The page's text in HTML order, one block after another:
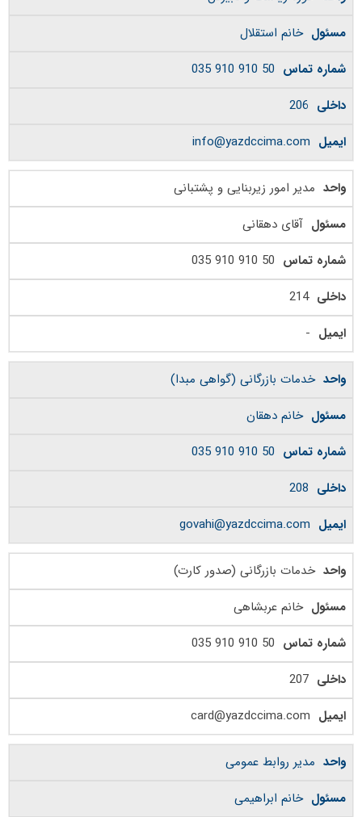
خانم استقلال
50 910 910 035
206
info@yazdccima.com
مدیر امور زیربنایی و پشتبانی
آقای دهقانی
50 910 910 035
214
-
خدمات بازرگانی (گواهی مبدا)
خانم دهقان
50 910 910 035
208
govahi@yazdccima.com
خدمات بازرگانی (صدور کارت)
خانم عربشاهی
50 910 910 035
207
card@yazdccima.com
مدیر روابط عمومی
خانم ابراهیمی